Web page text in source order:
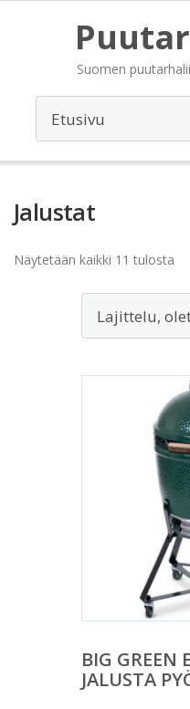
Suomen
Jalustat
Näytetään kaikki 11 tulosta
BIG GREEN
JALUSTA